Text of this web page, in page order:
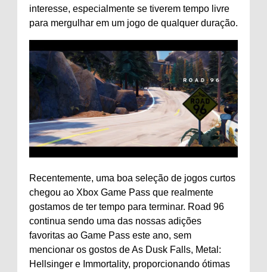
interesse, especialmente se tiverem tempo livre
para mergulhar em um jogo de qualquer duração.
Recentemente, uma boa seleção de jogos curtos
chegou ao Xbox Game Pass que realmente
gostamos de ter tempo para terminar. Road 96
continua sendo uma das nossas adições
favoritas ao Game Pass este ano, sem
mencionar os gostos de As Dusk Falls, Metal:
Hellsinger e Immortality, proporcionando ótimas